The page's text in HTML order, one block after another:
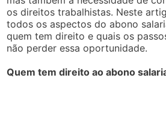
os direitos trabalhistas. Neste
todos os aspectos do abono
quem tem direito e quais os
não perder essa oportunidade.
Quem tem direito ao abono